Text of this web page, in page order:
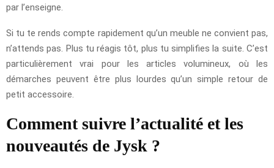
par l’enseigne.
Si tu te rends compte rapidement qu’un meuble ne convient pas,
n’attends pas. Plus tu réagis tôt, plus tu simplifies la suite. C’est
particulièrement vrai pour les articles volumineux, où les
démarches peuvent être plus lourdes qu’un simple retour de
petit accessoire.
Comment suivre l’actualité et les
nouveautés de Jysk ?